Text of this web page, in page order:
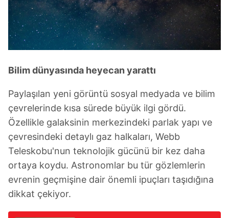
Bilim dünyasında heyecan yarattı
Paylaşılan yeni görüntü sosyal medyada ve bilim
çevrelerinde kısa sürede büyük ilgi gördü.
Özellikle galaksinin merkezindeki parlak yapı ve
çevresindeki detaylı gaz halkaları, Webb
Teleskobu'nun teknolojik gücünü bir kez daha
ortaya koydu. Astronomlar bu tür gözlemlerin
evrenin geçmişine dair önemli ipuçları taşıdığına
dikkat çekiyor.